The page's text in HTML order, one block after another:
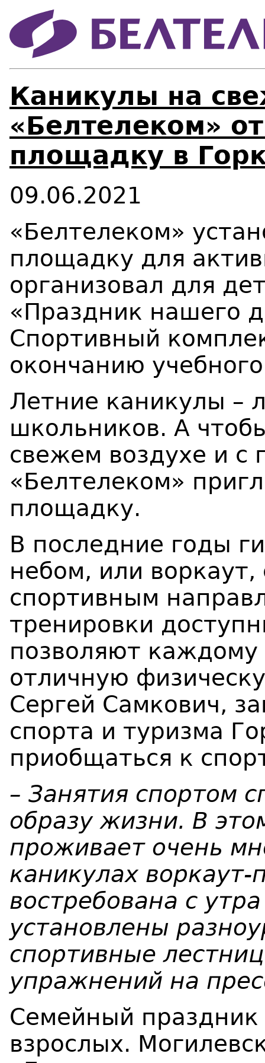
Каникулы на
«Белтелеком»
площадку в
09.06.2021
«Белтелеком»
площадку для
организовал для
«Праздник нашего
Спортивный
окончанию
Летние каникулы –
школьников. А
свежем воздухе и с
«Белтелеком»
площадку.
В последние годы
небом, или
спортивным
тренировки
позволяют
отличную
Сергей Самкович,
спорта и туризма
приобщаться к
– Занятия спортом
образу жизни. В
проживает очень
каникулах
востребована с
установлены
спортивные
упражнений на
Семейный
взрослых.